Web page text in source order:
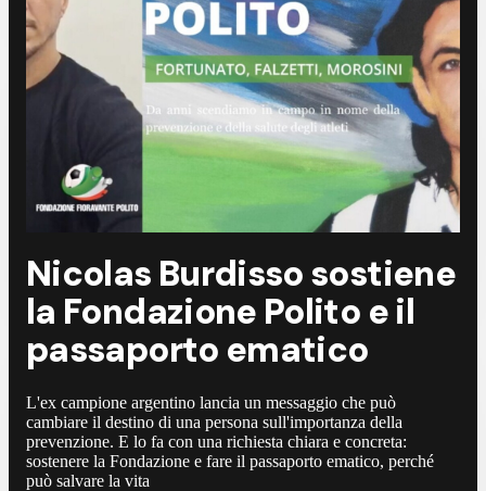
Nicolas Burdisso sostiene
la Fondazione Polito e il
passaporto ematico
L'ex campione argentino lancia un messaggio che può
cambiare il destino di una persona sull'importanza della
prevenzione. E lo fa con una richiesta chiara e concreta:
sostenere la Fondazione e fare il passaporto ematico, perché
può salvare la vita